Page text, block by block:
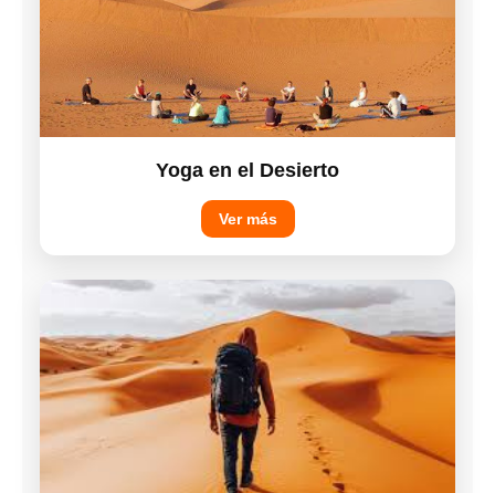
Yoga en el Desierto
Ver más